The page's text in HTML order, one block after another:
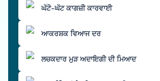
ਘੱਟੋ-ਘੱਟ ਕਾਗਜ਼ੀ ਕਾਰਵਾਈ
ਆਕਰਸ਼ਕ ਵਿਆਜ ਦਰ
ਲਚਕਦਾਰ ਮੁੜ ਅਦਾਇਗੀ ਦੀ ਮਿਆਦ